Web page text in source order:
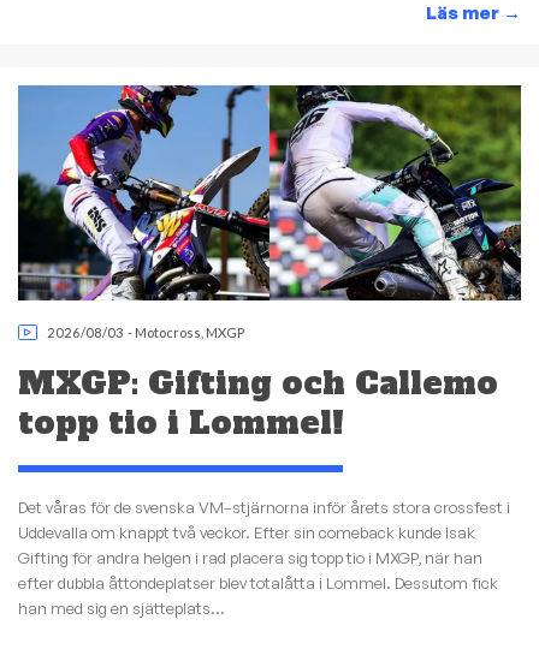
Läs mer →
2026/08/03 - Motocross MXGP
MXGP: Gifting och Callemo
topp tio i Lommel!
Det våras för de svenska VM–stjärnorna inför årets stora crossfest i
Uddevalla om knappt två veckor. Efter sin comeback kunde Isak
Gifting för andra helgen i rad placera sig topp tio i MXGP, när han
efter dubbla åttondeplatser blev totalåtta i Lommel. Dessutom fick
han med sig en sjätteplats...